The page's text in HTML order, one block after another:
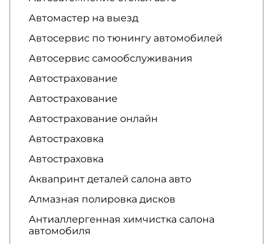
Автомастер на выезд
Автосервис по тюнингу автомобилей
Автосервис самообслуживания
Автострахование
Автострахование
Автострахование онлайн
Автостраховка
Автостраховка
Аквапринт деталей салона авто
Алмазная полировка дисков
Антиаллергенная химчистка салона
автомобиля